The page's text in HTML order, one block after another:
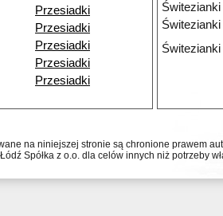
Przesiadki
Przesiadki
Przesiadki
Przesiadki
Przesiadki
Świtezianki
Świtezianki
Świtezianki
na niniejszej stronie są chronione prawem
Łódź Spółka z o.o. dla celów innych niż potrzeby